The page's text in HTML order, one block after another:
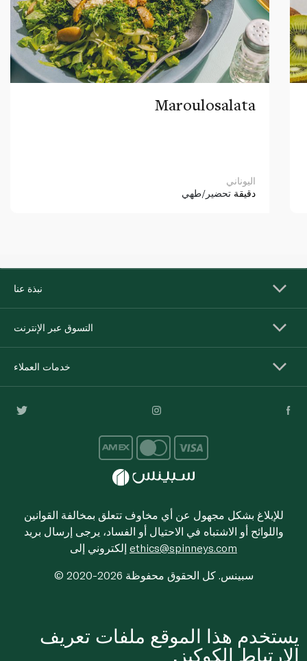
Maroulosalata
اليوناني
دقيقة تحضير/طهي
نبذة عنا
التسوق عبر الإنترنت
خدمات العملاء
للإبلاغ بشكل مجهول عن أي مخاوف تتعلق بمخالفة القوانين
واللوائح أو الاشتباه في الاحتيال أو الفساد، يرجى إرسال بريد
ethics@spinneys.com
© 2020-2026 سبينس. كل الحقوق محفوظة
يستخدم هذا الموقع ملفات تعريف
الارتباط الكوكيز.